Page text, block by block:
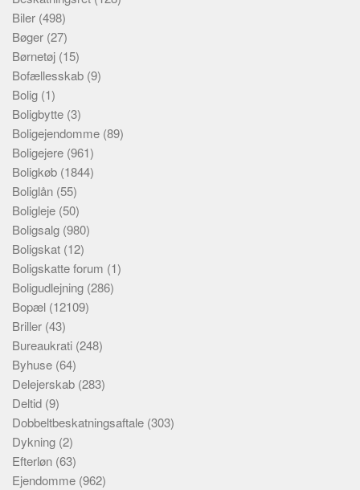
Biler (498)
Bøger (27)
Børnetøj (15)
Bofællesskab (9)
Bolig (1)
Boligbytte (3)
Boligejendomme (89)
Boligejere (961)
Boligkøb (1844)
Boliglån (55)
Boligleje (50)
Boligsalg (980)
Boligskat (12)
Boligskatte forum (1)
Boligudlejning (286)
Bopæl (12109)
Briller (43)
Bureaukrati (248)
Byhuse (64)
Delejerskab (283)
Deltid (9)
Dobbeltbeskatningsaftale (303)
Dykning (2)
Efterløn (63)
Ejendomme (962)